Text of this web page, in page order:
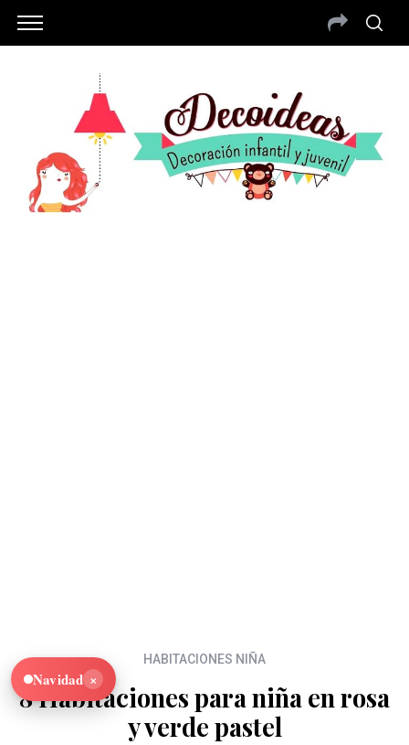
HABITACIONES NIÑA
8 Habitaciones para niña en rosa
y verde pastel
Navidad ×